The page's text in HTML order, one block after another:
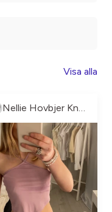
Visa alla
Nellie Hovbjer Knutsson